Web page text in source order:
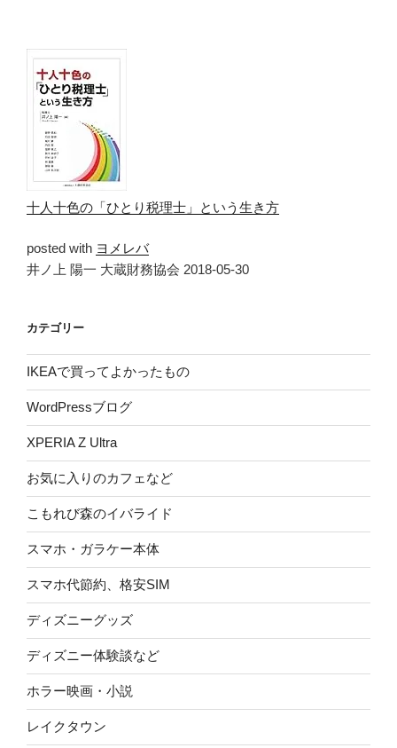
十人十色の「ひとり税理士」という生き方
posted with ヨメレバ
井ノ上 陽一 大蔵財務協会 2018-05-30
カテゴリー
IKEAで買ってよかったもの
WordPressブログ
XPERIA Z Ultra
お気に入りのカフェなど
こもれび森のイバライド
スマホ・ガラケー本体
スマホ代節約、格安SIM
ディズニーグッズ
ディズニー体験談など
ホラー映画・小説
レイクタウン